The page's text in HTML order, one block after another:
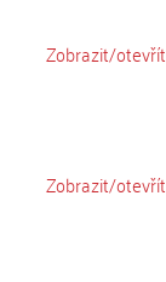
Zobrazit/otevřít
Zobrazit/otevřít